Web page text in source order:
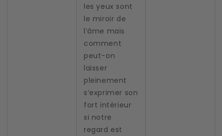
les yeux sont
le miroir de
l’âme mais
comment
peut-on
laisser
pleinement
s’exprimer son
fort intérieur
si notre
regard est